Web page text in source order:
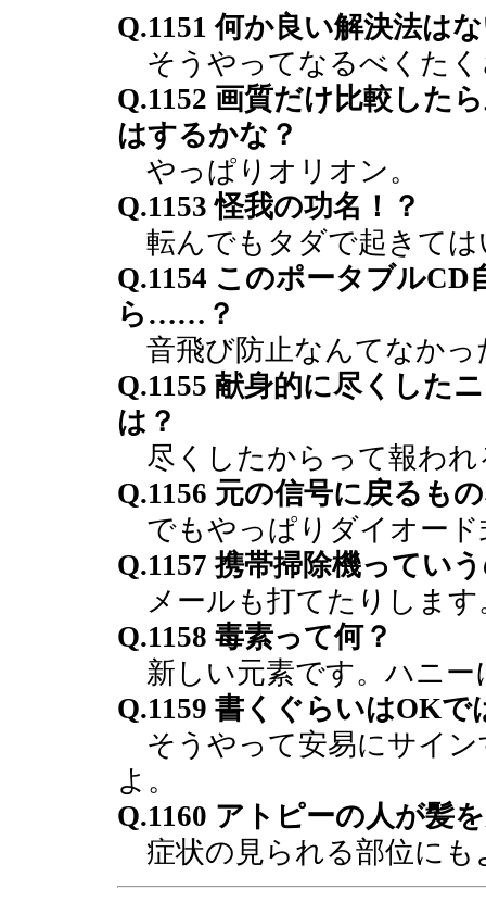
Q.1151 何か良い解決法は
そうやってなるべくたく
Q.1152 画質だけ比較した
はするかな？
やっぱりオリオン。
Q.1153 怪我の功名！？
転んでもタダで起きては
Q.1154 このポータブル
ら……？
音飛び防止なんてなかっ
Q.1155 献身的に尽くした
は？
尽くしたからって報われ
Q.1156 元の信号に戻るも
でもやっぱりダイオード
Q.1157 携帯掃除機ってい
メールも打てたりします
Q.1158 毒素って何？
新しい元素です。ハニー
Q.1159 書くぐらいはOKで
そうやって安易にサイン
よ。
Q.1160 アトピーの人が髪
症状の見られる部位にも